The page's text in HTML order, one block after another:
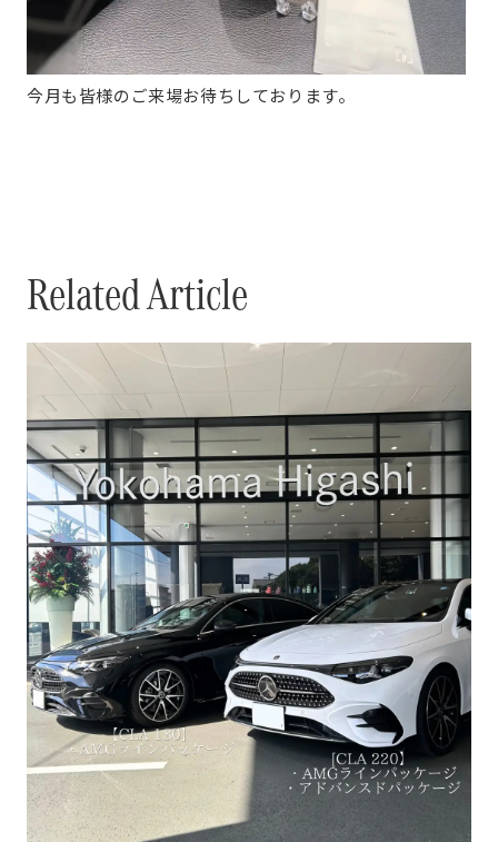
今月も皆様のご来場お待ちしております。
Related Article